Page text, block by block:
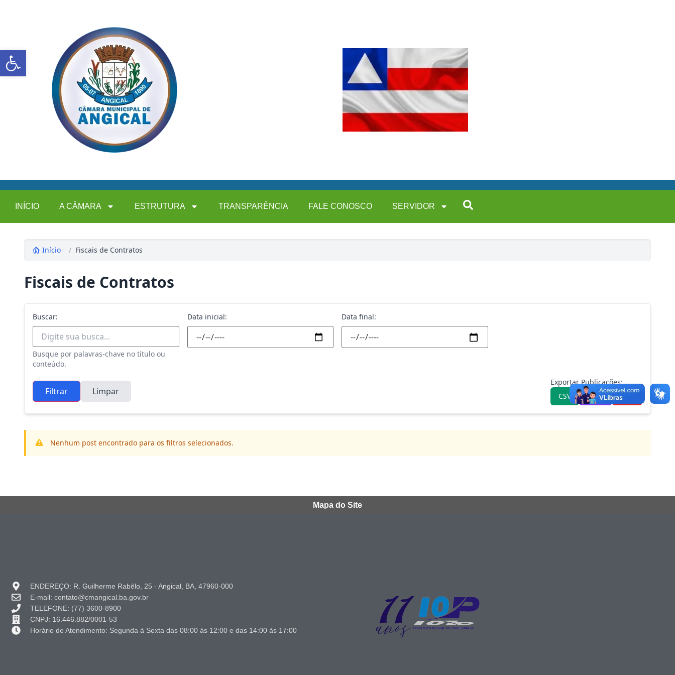
Abrir a barra de ferramentas
INÍCIO A CÂMARA ESTRUTURA TRANSPARÊNCIA FALE CONOSCO SERVIDOR
Início / Fiscais de Contratos
Fiscais de Contratos
Buscar:
Busque por palavras-chave no título ou
conteúdo.
Data inicial: Data final:
Filtrar Limpar
Exportar Publicações:
CSV
JSON XML
Nenhum post encontrado para os filtros selecionados.
Mapa do Site
ENDEREÇO: R. Guilherme Rabêlo, 25 - Angical, BA, 47960-000
E-mail: contato@cmangical.ba.gov.br
TELEFONE: (77) 3600-8900
CNPJ: 16.446.882/0001-53
Horário de Atendimento: Segunda à Sexta das 08:00 às 12:00 e das 14:00 às 17:00